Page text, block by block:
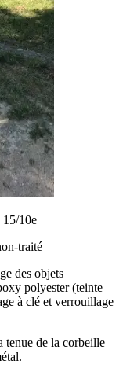
15/10e
traité
des objets
polyester (teinte
à clé et verrouillage
tenue de la corbeille